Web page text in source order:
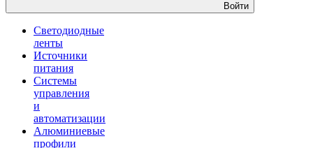
Войти
Светодиодные
ленты
Источники
питания
Системы
управления
и
автоматизации
Алюминиевые
профили